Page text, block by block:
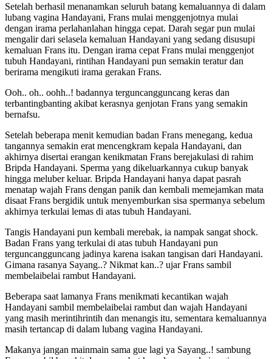
Setelah berhasil menanamkan seluruh batang kemaluannya di dalam
lubang vagina Handayani, Frans mulai menggenjotnya mulai
dengan irama perlahanlahan hingga cepat. Darah segar pun mulai
mengalir dari selasela kemaluan Handayani yang sedang disusupi
kemaluan Frans itu. Dengan irama cepat Frans mulai menggenjot
tubuh Handayani, rintihan Handayani pun semakin teratur dan
berirama mengikuti irama gerakan Frans.
Ooh.. oh.. oohh..! badannya terguncangguncang keras dan
terbantingbanting akibat kerasnya genjotan Frans yang semakin
bernafsu.
Setelah beberapa menit kemudian badan Frans menegang, kedua
tangannya semakin erat mencengkram kepala Handayani, dan
akhirnya disertai erangan kenikmatan Frans berejakulasi di rahim
Bripda Handayani. Sperma yang dikeluarkannya cukup banyak
hingga meluber keluar. Bripda Handayani hanya dapat pasrah
menatap wajah Frans dengan panik dan kembali memejamkan mata
disaat Frans bergidik untuk menyemburkan sisa spermanya sebelum
akhirnya terkulai lemas di atas tubuh Handayani.
Tangis Handayani pun kembali merebak, ia nampak sangat shock.
Badan Frans yang terkulai di atas tubuh Handayani pun
terguncangguncang jadinya karena isakan tangisan dari Handayani.
Gimana rasanya Sayang..? Nikmat kan..? ujar Frans sambil
membelaibelai rambut Handayani.
Beberapa saat lamanya Frans menikmati kecantikan wajah
Handayani sambil membelaibelai rambut dan wajah Handayani
yang masih merintihrintih dan menangis itu, sementara kemaluannya
masih tertancap di dalam lubang vagina Handayani.
Makanya jangan mainmain sama gue lagi ya Sayang..! sambung